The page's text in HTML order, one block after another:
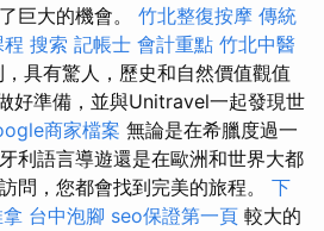
巨大的機會。 竹北整復按摩 傳統
搜索 記帳士 會計重點 竹北中醫
具有驚人，歷史和自然價值觀值
好準備，並與Unitravel一起發現世
商家檔案 無論是在希臘度過一
利語言導遊還是在歐洲和世界大都
問，您都會找到完美的旅程。 下
台中泡腳 seo保證第一頁 較大的